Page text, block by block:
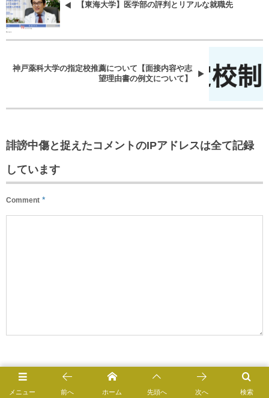
【東海大学】医学部の評判とリアルな就職先
神戸薬科大学の指定校推薦について【面接内容や志
望理由書の例文について】
誹謗中傷と捉えたコメントのIPアドレスは全て記録
しています
Comment *
*
メニュー 検索
前へ ホーム 先頭へ 次へ